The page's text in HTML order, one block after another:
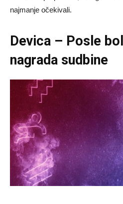
najmanje očekivali.
Devica – Posle
nagrada sudbine